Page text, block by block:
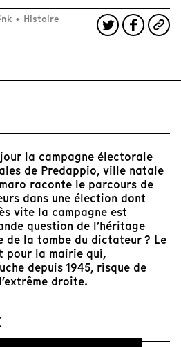
• Histoire
la campagne électorale
de Predappio, ville natale
raconte le parcours de
dans une élection dont
vite la campagne est
question de l’héritage
de la tombe du dictateur ? Le
pour la mairie qui,
depuis 1945, risque de
droite.